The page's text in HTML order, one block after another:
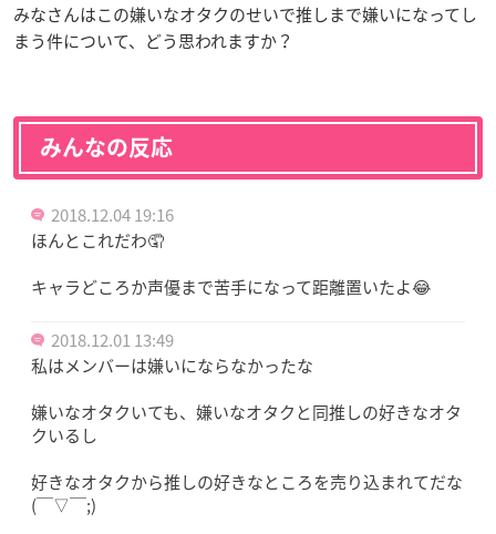
みなさんはこの嫌いなオタクのせいで推しまで嫌いになってし
まう件について、どう思われますか？
みんなの反応
2018.12.04 19:16
ほんとこれだわ🤦
キャラどころか声優まで苦手になって距離置いたよ😂
2018.12.01 13:49
私はメンバーは嫌いにならなかったな
嫌いなオタクいても、嫌いなオタクと同推しの好きなオタ
クいるし
好きなオタクから推しの好きなところを売り込まれてだな
(￣▽￣;)